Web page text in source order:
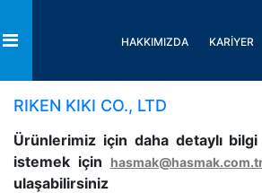
HAKKIMIZDA KARİYER
RIKEN KIKI CO., LTD
Ürünlerimiz için daha detaylı
istemek için
ulaşabilirsiniz
Toggle